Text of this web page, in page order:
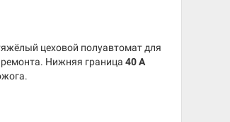
цеховой полуавтомат для
Нижняя граница 40 А